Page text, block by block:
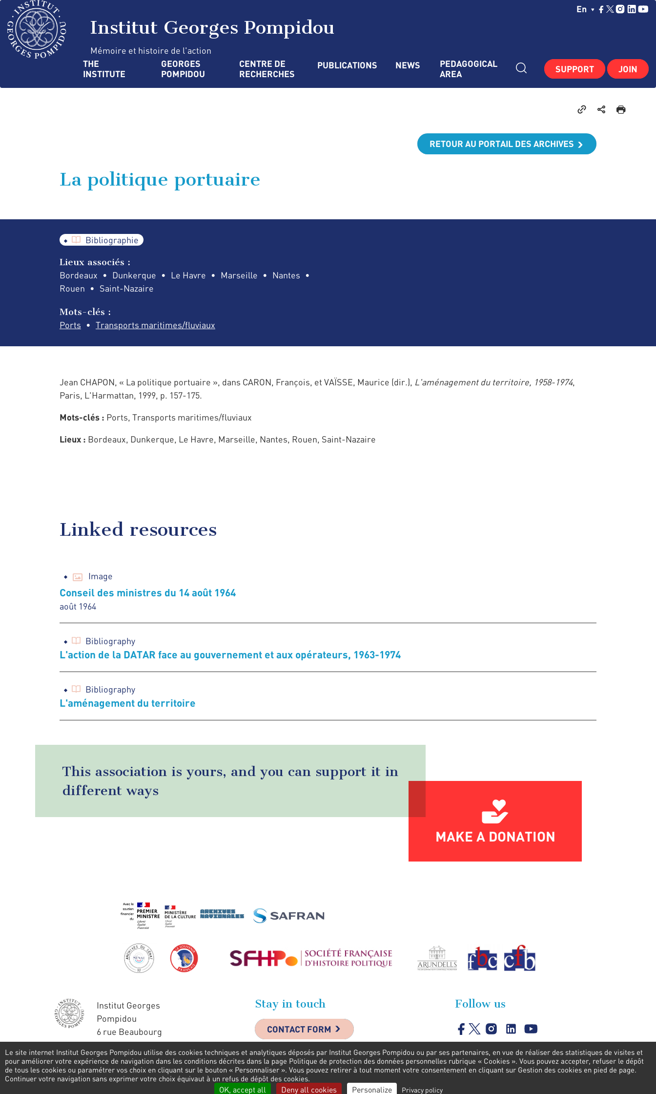
Skip
main
content
Choisissez Votre
En
Institut Georges Pompidou
Mémoire et histoire de l'action
Navigation
principale
THE
INSTITUTE
GEORGES
POMPIDOU
CENTRE DE
RECHERCHES
PUBLICATIONS NEWS
PEDAGOGICAL
AREA
SUPPORT JOIN
RETOUR AU PORTAIL DES ARCHIVES
La politique portuaire
Bibliographie
Lieux associés :
Bordeaux Dunkerque Le Havre Marseille
Nantes
Rouen
Saint-Nazaire
Mots-clés :
Ports Transports maritimes/fluviaux
Jean CHAPON, « La politique portuaire », dans CARON, François, et VAÏSSE, Maurice (dir.), L'aménagement du territoire, 1958-1974,
Paris, L'Harmattan, 1999, p. 157-175.
Mots-clés : Ports, Transports maritimes/fluviaux
Lieux : Bordeaux, Dunkerque, Le Havre, Marseille, Nantes, Rouen, Saint-Nazaire
Linked resources
Image
Conseil des ministres du 14 août 1964
août 1964
Bibliography
L'action de la DATAR face au gouvernement et aux opérateurs, 1963-1974
Bibliography
L'aménagement du territoire
This association is yours, and you can support it in
different ways
MAKE A DONATION
Institut Georges
Pompidou
6 rue Beaubourg
75004 Paris
Tél. : 01 44 78 41 22
Stay in touch
CONTACT FORM
Follow us
Pied
Cookies management panel
Le site internet Institut Georges Pompidou utilise des cookies techniques et analytiques déposés par Institut Georges Pompidou ou par ses partenaires, en vue de réaliser des statistiques de visites et
pour améliorer votre expérience de navigation dans les conditions décrites dans la page Politique de protection des données personnelles rubrique « Cookies ». Vous pouvez accepter, refuser le dépôt
de tous les cookies ou paramétrer vos choix en cliquant sur le bouton « Personnaliser ». Vous pouvez retirer à tout moment votre consentement en cliquant sur Gestion des cookies en pied de page.
Continuer votre navigation sans exprimer votre choix équivaut à un refus de dépôt des cookies.
OK, accept all Deny all cookies Personalize Privacy policy